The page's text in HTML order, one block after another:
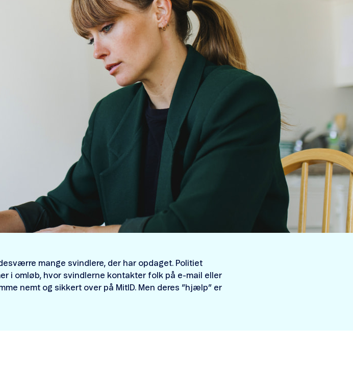
mange svindlere, der har opdaget. Politiet
i omløb, hvor svindlerne kontakter folk på e-mail eller
nemt og sikkert over på MitID. Men deres ”hjælp” er